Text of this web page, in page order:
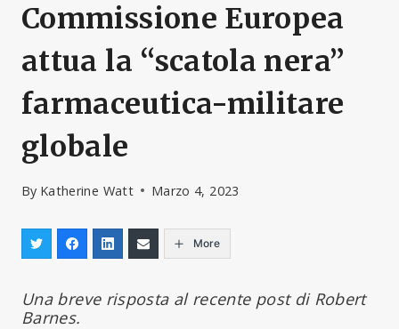
Commissione Europea
attua la “scatola nera”
farmaceutica-militare
globale
By Katherine Watt Marzo 4, 2023
More
Una breve risposta al recente post di Robert
Barnes.